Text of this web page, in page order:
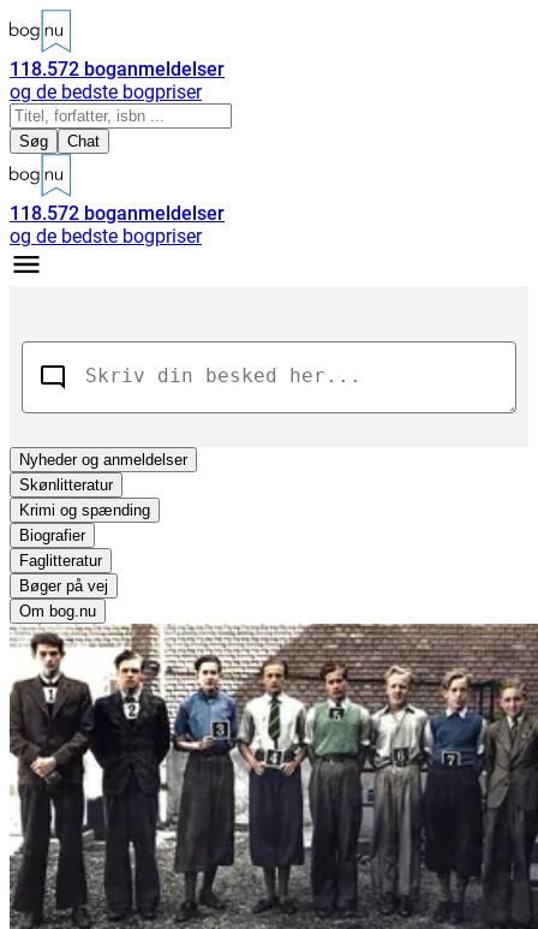
118.572 boganmeldelser
og de bedste bogpriser
Søg Chat
118.572 boganmeldelser
og de bedste bogpriser
Nyhederog anmeldelser
Skønlitteratur
Krimi og spænding
Biografier
Faglitteratur
Bøger på vej
Om bog.nu